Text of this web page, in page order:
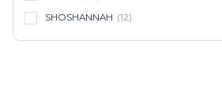
SHOSHANNAH (12)